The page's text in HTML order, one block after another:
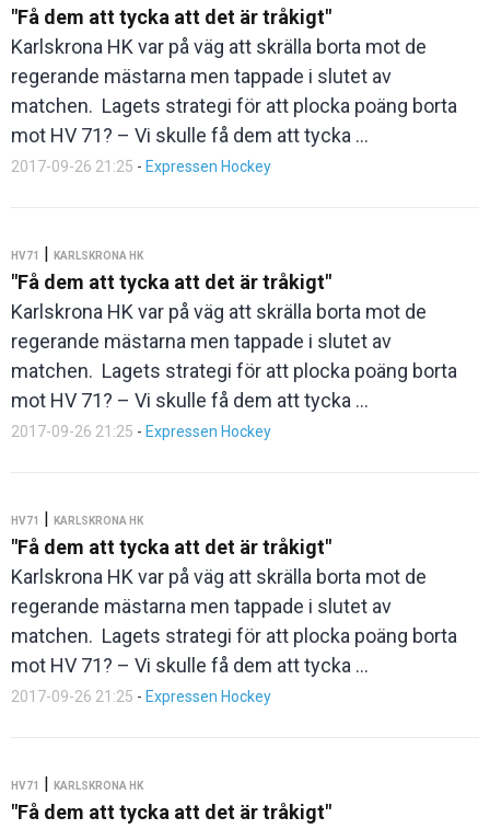
"Få dem att tycka att det är tråkigt"
Karlskrona HK var på väg att skrälla borta mot de
regerande mästarna men tappade i slutet av
matchen. Lagets strategi för att plocka poäng borta
mot HV 71? – Vi skulle få dem att tycka ...
2017-09-26 21:25 - Expressen Hockey
HV71 | KARLSKRONA HK
"Få dem att tycka att det är tråkigt"
Karlskrona HK var på väg att skrälla borta mot de
regerande mästarna men tappade i slutet av
matchen. Lagets strategi för att plocka poäng borta
mot HV 71? – Vi skulle få dem att tycka ...
2017-09-26 21:25 - Expressen Hockey
HV71 | KARLSKRONA HK
"Få dem att tycka att det är tråkigt"
Karlskrona HK var på väg att skrälla borta mot de
regerande mästarna men tappade i slutet av
matchen. Lagets strategi för att plocka poäng borta
mot HV 71? – Vi skulle få dem att tycka ...
2017-09-26 21:25 - Expressen Hockey
HV71 | KARLSKRONA HK
"Få dem att tycka att det är tråkigt"